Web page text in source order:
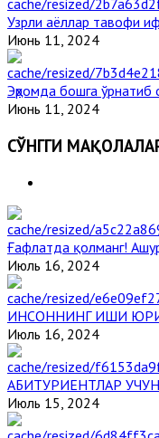
Узрли аёллар тавофи
Июнь 11, 2024
Эҳромда бошга
Июнь 11, 2024
СЎНГГИ
Ғафлатда қолманг!
Июль 16, 2024
ИНСОННИНГ ИШИ
Июль 16, 2024
АБИТУРИЕНТЛАР
Июль 15, 2024